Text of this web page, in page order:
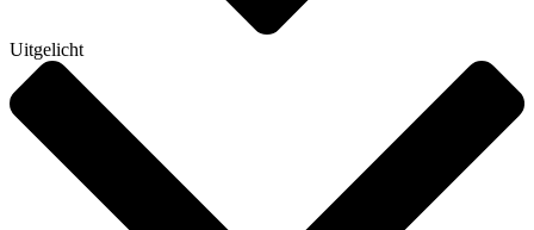
Uitgelicht